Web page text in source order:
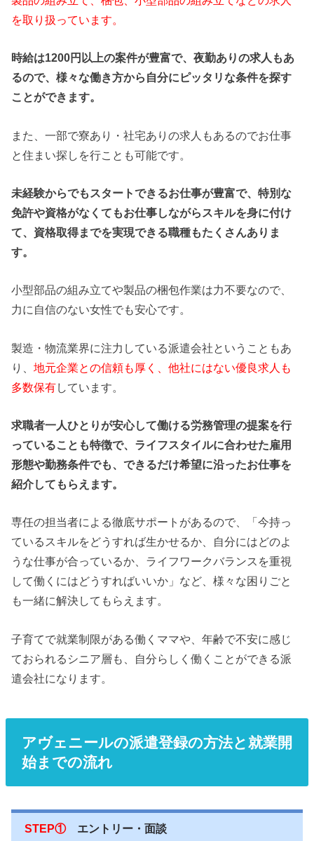
を取り扱っています。
時給は1200円以上の案件が豊富で、夜勤ありの求人もあ
るので、様々な働き方から自分にピッタリな条件を探す
ことができます。
また、一部で寮あり・社宅ありの求人もあるのでお仕事
と住まい探しを行ことも可能です。
未経験からでもスタートできるお仕事が豊富で、特別な
免許や資格がなくてもお仕事しながらスキルを身に付け
て、資格取得までを実現できる職種もたくさんありま
す。
小型部品の組み立てや製品の梱包作業は力不要なので、
力に自信のない女性でも安心です。
製造・物流業界に注力している派遣会社ということもあ
り、地元企業との信頼も厚く、他社にはない優良求人も
多数保有しています。
求職者一人ひとりが安心して働ける労務管理の提案を行
っていることも特徴で、ライフスタイルに合わせた雇用
形態や勤務条件でも、できるだけ希望に沿ったお仕事を
紹介してもらえます。
専任の担当者による徹底サポートがあるので、「今持っ
ているスキルをどうすれば生かせるか、自分にはどのよ
うな仕事が合っているか、ライフワークバランスを重視
して働くにはどうすればいいか」など、様々な困りごと
も一緒に解決してもらえます。
子育てで就業制限がある働くママや、年齢で不安に感じ
ておられるシニア層も、自分らしく働くことができる派
遣会社になります。
アヴェニールの派遣登録の方法と就業開
始までの流れ
STEP①エントリー・面談